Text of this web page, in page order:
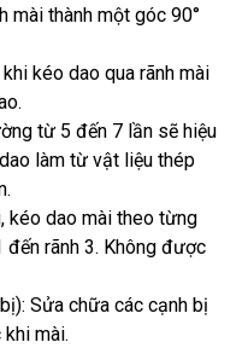
mài thành một góc 90°
kéo dao qua rãnh mài
từ 5 đến 7 lần sẽ hiệu
làm từ vật liệu thép
kéo dao mài theo từng
rãnh 3. Không được
Sửa chữa các cạnh bị
mài.